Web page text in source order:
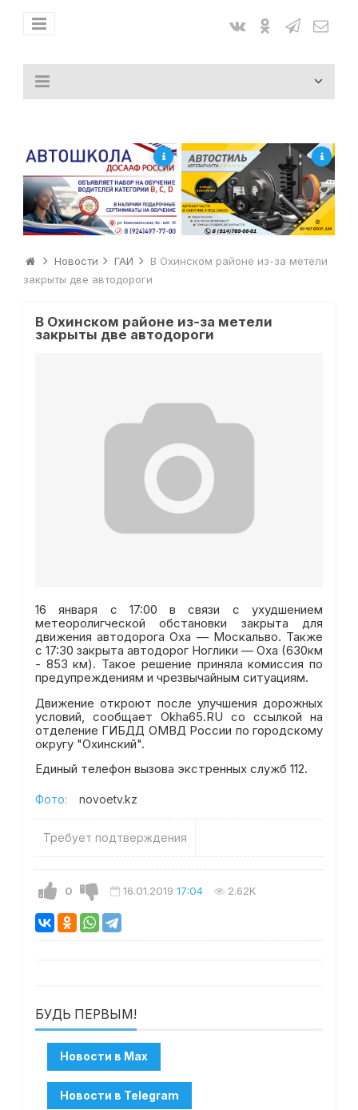
Новости ГАИ
В Охинском районе из-за метели
закрыты две автодороги
В Охинском районе из-за метели
закрыты две автодороги
16 января с 17:00 в связи с ухудшением
метеоролигческой обстановки закрыта для
движения автодорога Оха — Москальво. Также
с 17:30 закрыта автодорог Ноглики — Оха (630км
- 853 км). Такое решение приняла комиссия по
предупреждениям и чрезвычайным ситуациям.
Движение откроют после улучшения дорожных
условий, сообщает Okha65.RU со ссылкой на
отделение ГИБДД ОМВД России по городскому
округу "Охинский".
Единый телефон вызова экстренных служб 112.
Фото: novoetv.kz
Требует подтверждения
0 16.01.2019 17:04 2.62K
БУДЬ ПЕРВЫМ!